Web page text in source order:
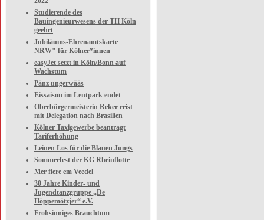
Studierende des
Bauingenieurwesens der TH Köln
geehrt
Jubiläums-Ehrenamtskarte
NRW" für Kölner*innen
easyJet setzt in Köln/Bonn auf
Wachstum
Pänz ungerwääs
Eissaison im Lentpark endet
Oberbürgermeisterin Reker reist
mit Delegation nach Brasilien
Kölner Taxigewerbe beantragt
Tariferhöhung
Leinen Los für die Blauen Jungs
Sommerfest der KG Rheinflotte
Mer fiere em Veedel
30 Jahre Kinder- und
Jugendtanzgruppe „De
Höppemötzjer“ e.V.
Frohsinniges Brauchtum